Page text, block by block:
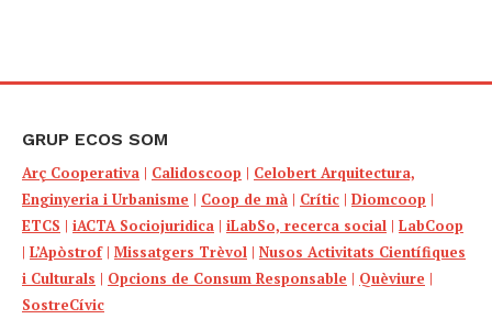
GRUP ECOS SOM
Arç Cooperativa | Calidoscoop | Celobert Arquitectura,
Enginyeria i Urbanisme | Coop de mà | Crític | Diomcoop |
ETCS | iACTA Sociojuridica | iLabSo, recerca social | LabCoop
| L’Apòstrof| Missatgers Trèvol | Nusos Activitats Científiques
i Culturals | Opcions de Consum Responsable | Quèviure |
SostreCívic